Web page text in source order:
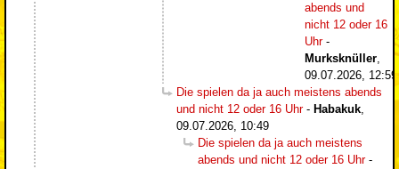
abends und
nicht 12 oder 16
Uhr-
Murksknüller,
09.07.2026, 12:59
Die spielen da ja auch meistens abends
und nicht 12 oder 16 Uhr- Habakuk,
09.07.2026, 10:49
Die spielen da ja auch meistens
abends und nicht 12 oder 16 Uhr-